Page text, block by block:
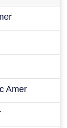
Amer